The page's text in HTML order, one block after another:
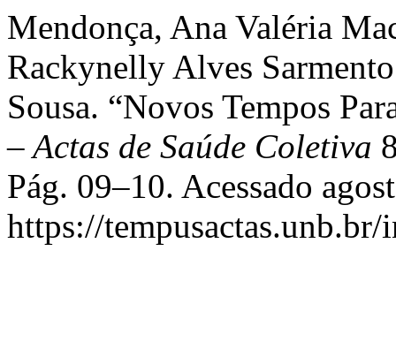
Mendonça, Ana Valéria
Rackynelly Alves
Sousa. “Novos Tempos
– Actas de Saúde Coletiva
Pág. 09–10. Acessado
https://